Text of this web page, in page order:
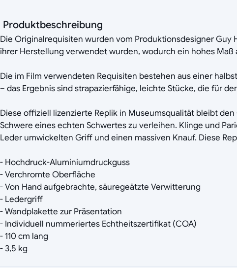
Produktbeschreibung
Die Originalrequisiten wurden vom Produktionsdesigner
ihrer Herstellung verwendet wurden, wodurch ein hohes
Die im Film verwendeten Requisiten bestehen aus einer
– das Ergebnis sind strapazierfähige, leichte Stücke, die für
Diese offiziell lizenzierte Replik in Museumsqualität bleibt
Schwere eines echten Schwertes zu verleihen. Klinge und
Leder umwickelten Griff und einen massiven Knauf. Diese
- Hochdruck-Aluminiumdruckguss
- Verchromte Oberfläche
- Von Hand aufgebrachte, säuregeätzte Verwitterung
- Ledergriff
- Wandplakette zur Präsentation
- Individuell nummeriertes Echtheitszertifikat (COA)
- 110 cm lang
- 3,5 kg